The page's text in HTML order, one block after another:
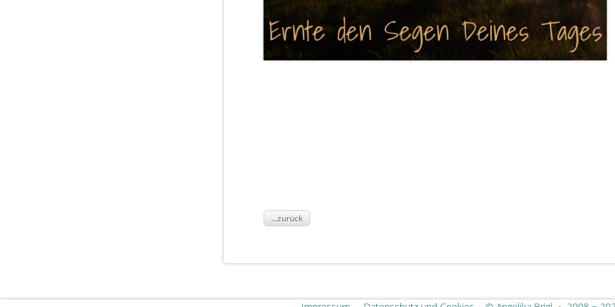
...zurück